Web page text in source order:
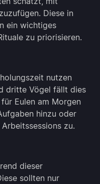
Diese in
ein wichtiges
zu priorisieren.
nutzen
dritte Vögel fällt dies
Eulen am Morgen
hinzu oder
zu.
dieser
sollten nur